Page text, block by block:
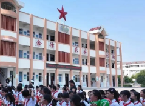
共服务
新闻出版
政务服务
作品著作权
登记服务
库服务
理平台
文艺创作
服务管理